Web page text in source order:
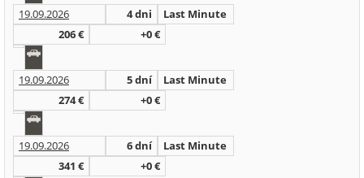
19.09.2026 4 dni
Last Minute
206 €
+0 €
19.09.2026 5 dní
Last Minute
274 €
+0 €
19.09.2026 6 dní
Last Minute
341 €
+0 €